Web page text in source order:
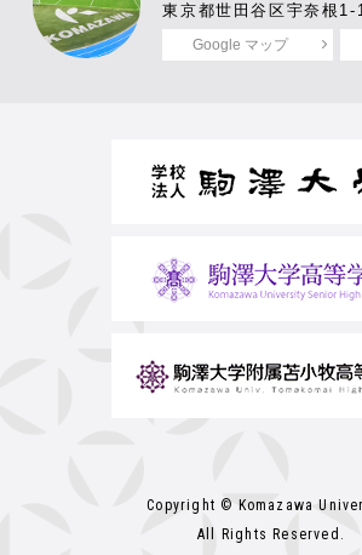
東京都世田谷区宇奈根1-
Google マップ
Copyright © Komazawa
All Rights Reserved.